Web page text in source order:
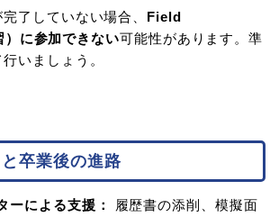
了していない場合、 Field
に参加できない可能性があります。準
いましょう。
卒業後の進路
ーによる支援：
履歴書の添削、模擬面